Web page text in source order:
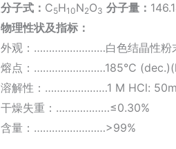
分子式： C5H10N2O3 分子量：
物理性状及指标：
外观：……………………白色结晶性粉
熔点：……………………185°C
溶解性：…………………1 M HCl:
干燥失重：………………≤0.30%
含量：……………………>99%